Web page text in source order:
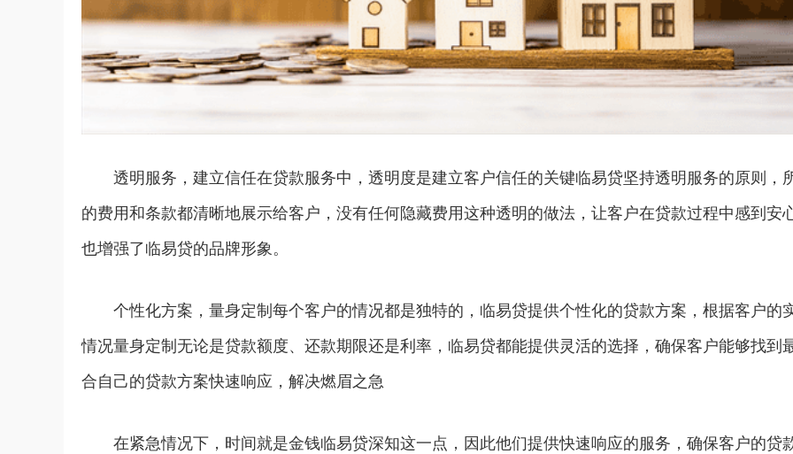
透明服务，建立信任在贷款服务中，透明度是建立客户信任的关键临易贷坚持透明服务的原则，
的费用和条款都清晰地展示给客户，没有任何隐藏费用这种透明的做法，让客户在贷款过程中感到安
也增强了临易贷的品牌形象。
个性化方案，量身定制每个客户的情况都是独特的，临易贷提供个性化的贷款方案，根据客户的
情况量身定制无论是贷款额度、还款期限还是利率，临易贷都能提供灵活的选择，确保客户能够找到
合自己的贷款方案快速响应，解决燃眉之急
在紧急情况下，时间就是金钱临易贷深知这一点，因此他们提供快速响应的服务，确保客户的贷